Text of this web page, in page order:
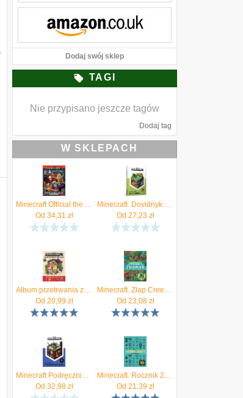
Dodaj swój sklep
TAGI
Nie przypisano jeszcze tagów
Dodaj tag
W SKLEPACH
Minecraft Official the Nether and the End Sticker Book (Minecraft)
Od 34,31 zł
Minecraft. Dovidnyk Doslidnyka Mojang
Od 27,23 zł
Album przetrwania z naklejkami. Minecraft
Od 20,99 zł
Minecraft. Złap Creepera i inne Moby
Od 23,08zł
Minecraft Podręcznik podboju Netheru i Kresu
Od 32,98zł
Minecraft. Rocznik 2020
Od 21,39 zł